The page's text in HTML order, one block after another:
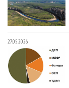
27.05.2026